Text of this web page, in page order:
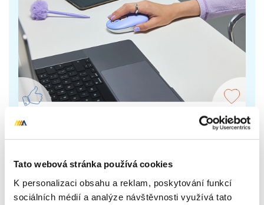
Tato webová stránka používá cookies
K personalizaci obsahu a reklam, poskytování funkcí
sociálních médií a analýze návštěvnosti využívá tato
Designová myš vynikne všude. Potěší emoji maniaky
– díky hornímu tlačítku si vyberou oblíbeného
smajlíka jedním kliknutím.